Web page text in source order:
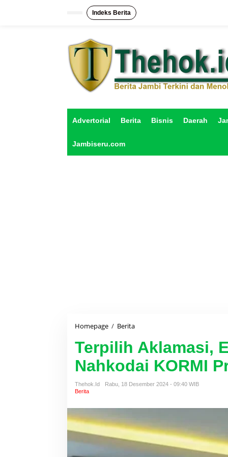
Indeks Berita
Advertorial Berita Bisnis Daerah
Jambiseru.com
Homepage / Berita
p
i
l
i
k
a
a
Terpilih Aklamasi,
Nahkodai KORMI
Thehok.id
Rabu, 18 Desember 2024 - 09:40 WIB
Berita